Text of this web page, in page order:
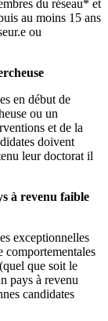
du réseau* et
au moins 15 ans
ou
en début de
ou un
et de la
doivent
leur doctorat il
à revenu faible
exceptionnelles
comportementales
que soit le
pays à revenu
candidates